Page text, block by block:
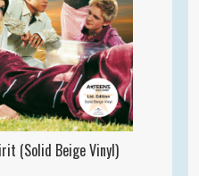
(Solid Beige Vinyl)